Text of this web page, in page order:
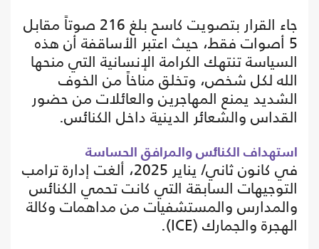
جاء القرار بتصويت كاسح بلغ 216 صوتاً مقابل
5 أصوات فقط، حيث اعتبر الأساقفة أن هذه
السياسة تنتهك الكرامة الإنسانية التي منحها
الله لكل شخص، وتخلق مناخاً من الخوف
الشديد يمنع المهاجرين والعائلات من حضور
القداس والشعائر الدينية داخل الكنائس.
استهداف الكنائس والمرافق الحساسة
في كانون ثاني/ يناير 2025، ألغت إدارة ترامب
التوجيهات السابقة التي كانت تحمي الكنائس
والمدارس والمستشفيات من مداهمات وكالة
الهجرة والجمارك (ICE).